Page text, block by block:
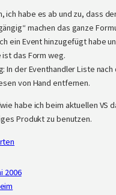
ich habe es ab und zu, dass
machen das ganze
ein Event hinzugefügt habe
ist das Form weg.
In der Eventhandler Liste
von Hand entfernen.
habe ich beim aktuellen VS
Produkt zu benutzen.
2006